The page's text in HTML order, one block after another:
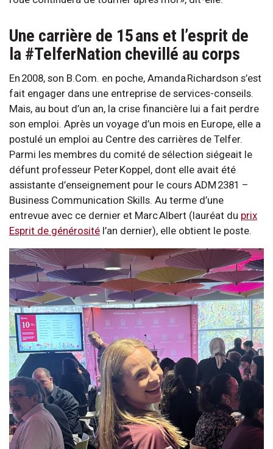
Une carrière de 15 ans et l’esprit de
la #TelferNation chevillé au corps
En 2008, son B.Com. en poche, Amanda Richardson s’est
fait engager dans une entreprise de services-conseils.
Mais, au bout d’un an, la crise financière lui a fait perdre
son emploi. Après un voyage d’un mois en Europe, elle a
postulé un emploi au Centre des carrières de Telfer.
Parmi les membres du comité de sélection siégeait le
défunt professeur Peter Koppel, dont elle avait été
assistante d’enseignement pour le cours ADM 2381 –
Business Communication Skills. Au terme d’une
entrevue avec ce dernier et Marc Albert (lauréat du prix
Esprit de générosité l’an dernier), elle obtient le poste.